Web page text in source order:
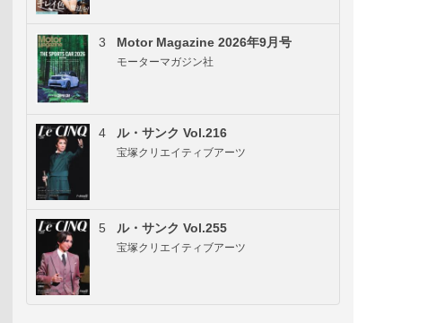
3 Motor Magazine 2026年9月号
モーターマガジン社
4 ル・サンク Vol.216
宝塚クリエイティブアーツ
5 ル・サンク Vol.255
宝塚クリエイティブアーツ